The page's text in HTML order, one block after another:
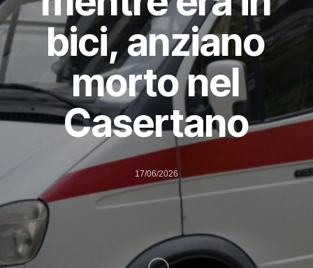
bici, anziano
morto nel
Casertano
17/06/2026